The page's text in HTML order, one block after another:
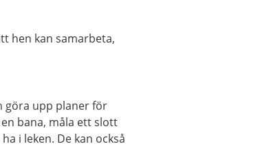
hen kan samarbeta,
göra upp planer för
bana, måla ett slott
i leken. De kan också